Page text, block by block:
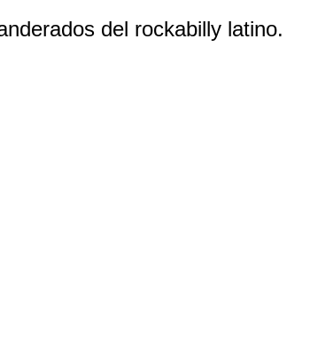
del rockabilly latino.